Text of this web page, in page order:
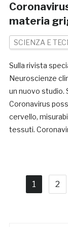
materia
SCIENZA E
Sulla rivista
Neuroscienze
un nuovo studio.
Coronavirus
cervello,
tessuti.
1 2